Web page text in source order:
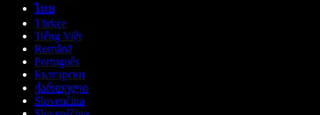
ไทย
Türkçe
Tiếng Việt
Română
Português
Български
ქართული
Slovenčina